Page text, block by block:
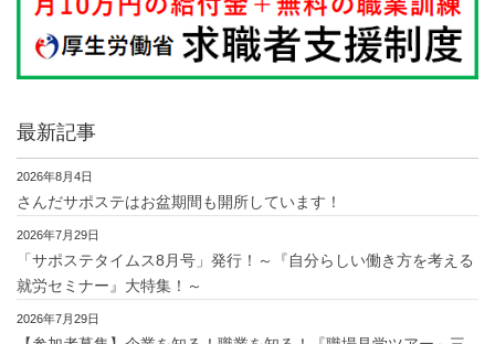
最新記事
2026年8月4日
さんだサポステはお盆期間も開所しています！
2026年7月29日
「サポステタイムス8月号」発行！～『自分らしい働き方を考える
就労セミナー』大特集！～
2026年7月29日